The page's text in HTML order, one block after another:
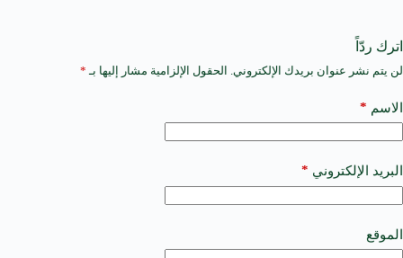
اترك ردّاً
لن يتم نشر عنوان بريدك الإلكتروني. الحقول الإلزامية مشار إليها بـ *
الاسم *
البريد الإلكتروني *
الموقع
A
t
e
a
t
i
e
: